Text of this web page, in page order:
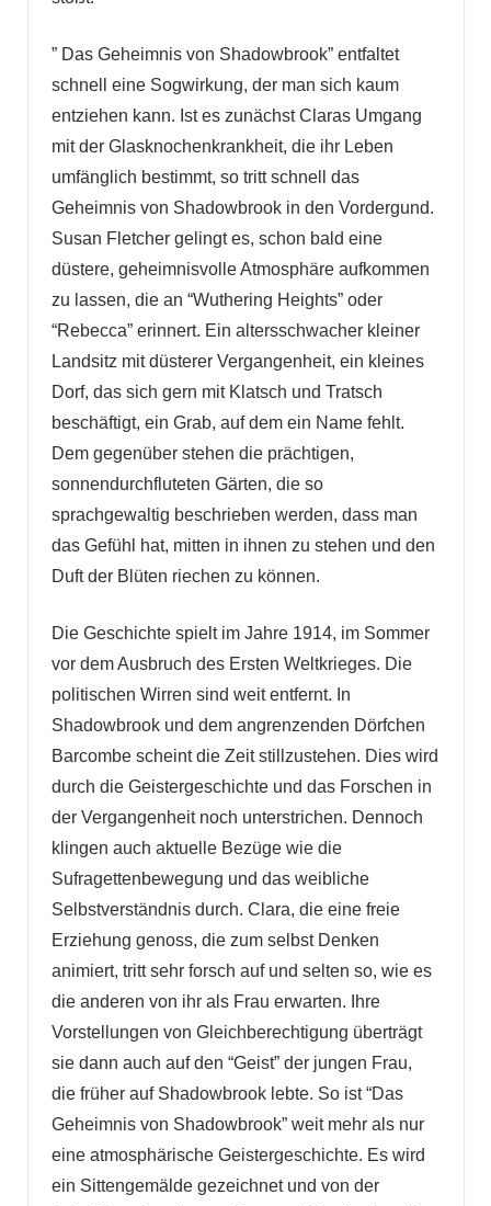
” Das Geheimnis von Shadowbrook” entfaltet
schnell eine Sogwirkung, der man sich kaum
entziehen kann. Ist es zunächst Claras Umgang
mit der Glasknochenkrankheit, die ihr Leben
umfänglich bestimmt, so tritt schnell das
Geheimnis von Shadowbrook in den Vordergund.
Susan Fletcher gelingt es, schon bald eine
düstere, geheimnisvolle Atmosphäre aufkommen
zu lassen, die an “Wuthering Heights” oder
“Rebecca” erinnert. Ein altersschwacher kleiner
Landsitz mit düsterer Vergangenheit, ein kleines
Dorf, das sich gern mit Klatsch und Tratsch
beschäftigt, ein Grab, auf dem ein Name fehlt.
Dem gegenüber stehen die prächtigen,
sonnendurchfluteten Gärten, die so
sprachgewaltig beschrieben werden, dass man
das Gefühl hat, mitten in ihnen zu stehen und den
Duft der Blüten riechen zu können.
Die Geschichte spielt im Jahre 1914, im Sommer
vor dem Ausbruch des Ersten Weltkrieges. Die
politischen Wirren sind weit entfernt. In
Shadowbrook und dem angrenzenden Dörfchen
Barcombe scheint die Zeit stillzustehen. Dies wird
durch die Geistergeschichte und das Forschen in
der Vergangenheit noch unterstrichen. Dennoch
klingen auch aktuelle Bezüge wie die
Sufragettenbewegung und das weibliche
Selbstverständnis durch. Clara, die eine freie
Erziehung genoss, die zum selbst Denken
animiert, tritt sehr forsch auf und selten so, wie es
die anderen von ihr als Frau erwarten. Ihre
Vorstellungen von Gleichberechtigung überträgt
sie dann auch auf den “Geist” der jungen Frau,
die früher auf Shadowbrook lebte. So ist “Das
Geheimnis von Shadowbrook” weit mehr als nur
eine atmosphärische Geistergeschichte. Es wird
ein Sittengemälde gezeichnet und von der